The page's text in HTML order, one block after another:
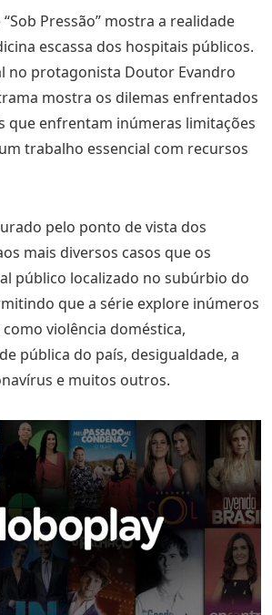
Pressão” mostra a realidade
escassa dos hospitais públicos.
no protagonista Doutor Evandro
mostra os dilemas enfrentados
que enfrentam inúmeras limitações
trabalho essencial com recursos
pelo ponto de vista dos
mais diversos casos que os
público localizado no subúrbio do
que a série explore inúmeros
violência doméstica,
pública do país, desigualdade, a
e muitos outros.